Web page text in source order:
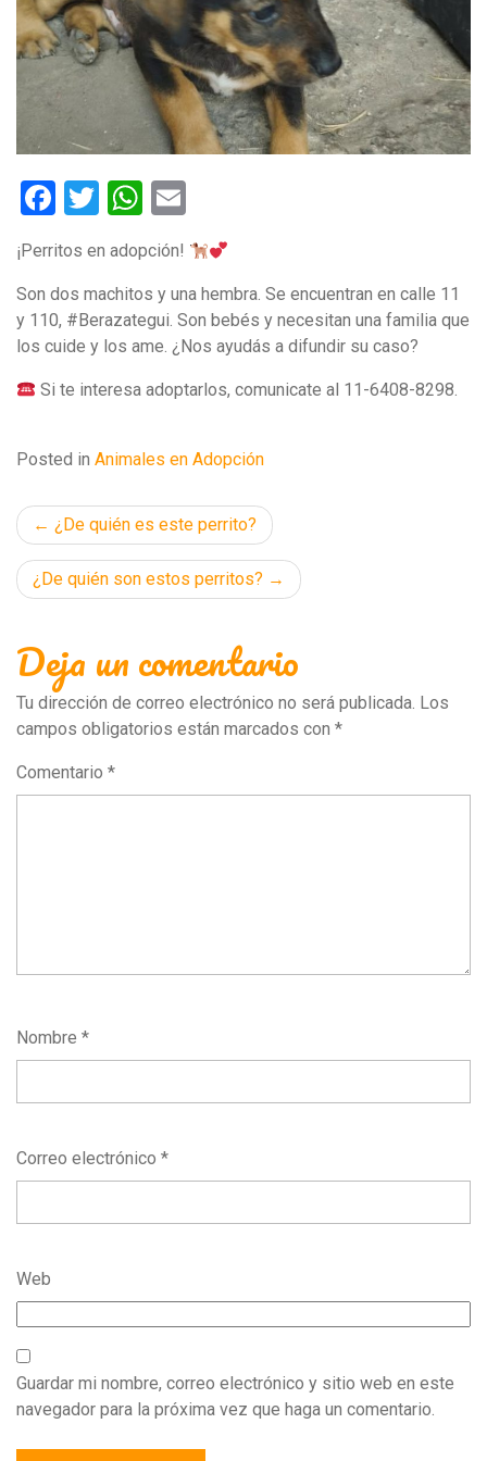
Facebook
TwitterWhatsApp
¡Perritos en adopción!
Son dos machitos y una hembra. Se encuentran en calle 11
y 110, #Berazategui. Son bebés y necesitan una familia que
los cuide y los ame. ¿Nos ayudás a difundir su caso?
Si te interesa adoptarlos, comunicate al 11-6408-8298.
Posted in Animales en Adopción
Navegación
de
entradas
¿De quién es este perrito?
¿De quién son estos perritos?
Deja un comentario
Tu dirección de correo electrónico no será publicada. Los
campos obligatorios están marcados con *
Comentario *
Nombre *
Correo electrónico *
Web
Guardar mi nombre, correo electrónico y sitio web en este
navegador para la próxima vez que haga un comentario.